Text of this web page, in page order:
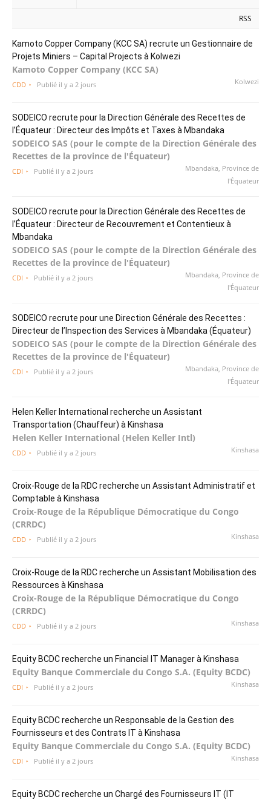
RSS
Kamoto Copper Company (KCC SA) recrute un Gestionnaire de
Projets Miniers – Capital Projects à Kolwezi
Kamoto Copper Company (KCC SA)
Kolwezi
CDD Publié il y a 2 jours
SODEICO recrute pour la Direction Générale des Recettes de
l’Équateur : Directeur des Impôts et Taxes à Mbandaka
SODEICO SAS (pour le compte de la Direction Générale des
Recettes de la province de l'Équateur)
Mbandaka, Province de
l'Équateur
CDI Publié il y a 2 jours
SODEICO recrute pour la Direction Générale des Recettes de
l’Équateur : Directeur de Recouvrement et Contentieux à
Mbandaka
SODEICO SAS (pour le compte de la Direction Générale des
Recettes de la province de l'Équateur)
Mbandaka, Province de
l'Équateur
CDI Publié il y a 2 jours
SODEICO recrute pour une Direction Générale des Recettes :
Directeur de l’Inspection des Services à Mbandaka (Équateur)
SODEICO SAS (pour le compte de la Direction Générale des
Recettes de la province de l'Équateur)
Mbandaka, Province de
l'Équateur
CDI Publié il y a 2 jours
Helen Keller International recherche un Assistant
Transportation (Chauffeur) à Kinshasa
Helen Keller International (Helen Keller Intl)
Kinshasa
CDD Publié il y a 2 jours
Croix-Rouge de la RDC recherche un Assistant Administratif et
Comptable à Kinshasa
Croix-Rouge de la République Démocratique du Congo
(CRRDC)
Kinshasa
CDD Publié il y a 2 jours
Croix-Rouge de la RDC recherche un Assistant Mobilisation des
Ressources à Kinshasa
Croix-Rouge de la République Démocratique du Congo
(CRRDC)
Kinshasa
CDD Publié il y a 2 jours
Equity BCDC recherche un Financial IT Manager à Kinshasa
Equity Banque Commerciale du Congo S.A. (Equity BCDC)
Kinshasa
CDI Publié il y a 2 jours
Equity BCDC recherche un Responsable de la Gestion des
Fournisseurs et des Contrats IT à Kinshasa
Equity Banque Commerciale du Congo S.A. (Equity BCDC)
Kinshasa
CDI Publié il y a 2 jours
Equity BCDC recherche un Chargé des Fournisseurs IT (IT